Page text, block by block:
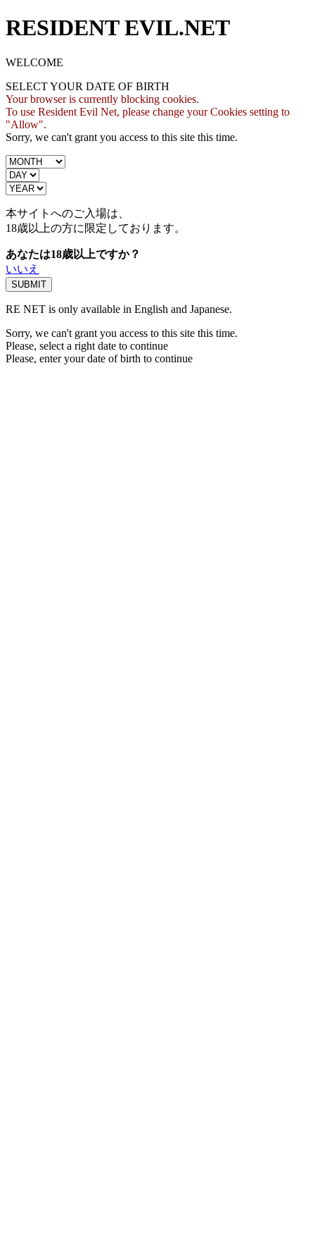
RESIDENT EVIL.NET
WELCOME
SELECT YOUR DATE OF BIRTH
Your browser is currently blocking cookies.
To use Resident Evil Net, please change your Cookies setting to
"Allow".
Sorry, we can't grant you access to this site this time.
本サイトへのご入場は、
18歳以上の方に限定しております。
あなたは18歳以上ですか？
いいえ
RE NET is only available in English and Japanese.
Sorry, we can't grant you access to this site this time.
Please, select a right date to continue
Please, enter your date of birth to continue